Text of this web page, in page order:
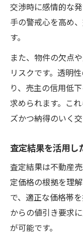
交渉時に感情的な
手の警戒心を高め
す。
また、物件の欠点
リスクです。透明
り、売主の信用低
求められます。こ
ズかつ納得のいく
査定結果を活用し
査定結果は不動産
定価格の根拠を理
で、適正な価格帯
からの値引き要求
が可能です。